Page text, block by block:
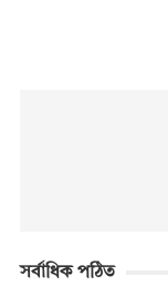
সর্বাধিক পঠিত